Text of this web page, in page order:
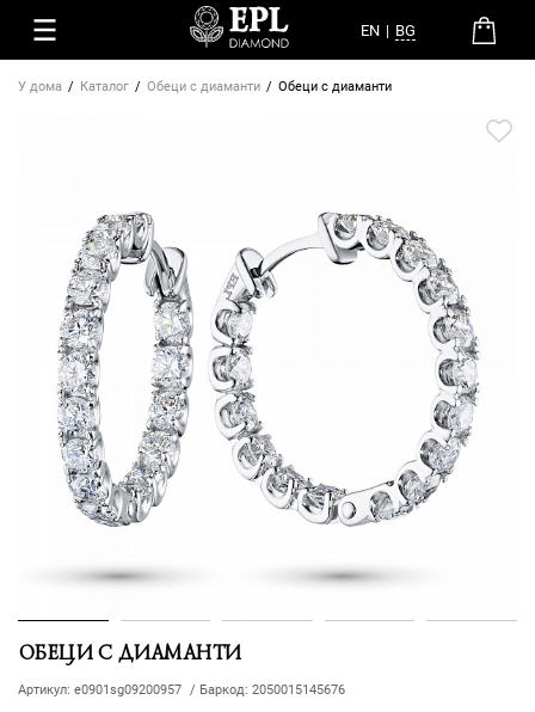
EN | BG
У дома Каталог Обеци с диаманти Обеци с диаманти
ОБЕЦИ С ДИАМАНТИ
Артикул: e0901sg09200957 / Баркод: 2050015145676